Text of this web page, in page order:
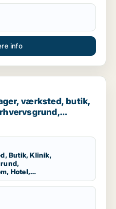
info
butik, klinik, restaurant,
værksted, butik,
hotel,
garage til salg i
Butik, Klinik,
Hotel,